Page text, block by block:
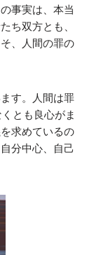
事実は、本当
ち双方とも、
、人間の罪の
す。人間は罪
とも良心がま
求めているの
分中心、自己